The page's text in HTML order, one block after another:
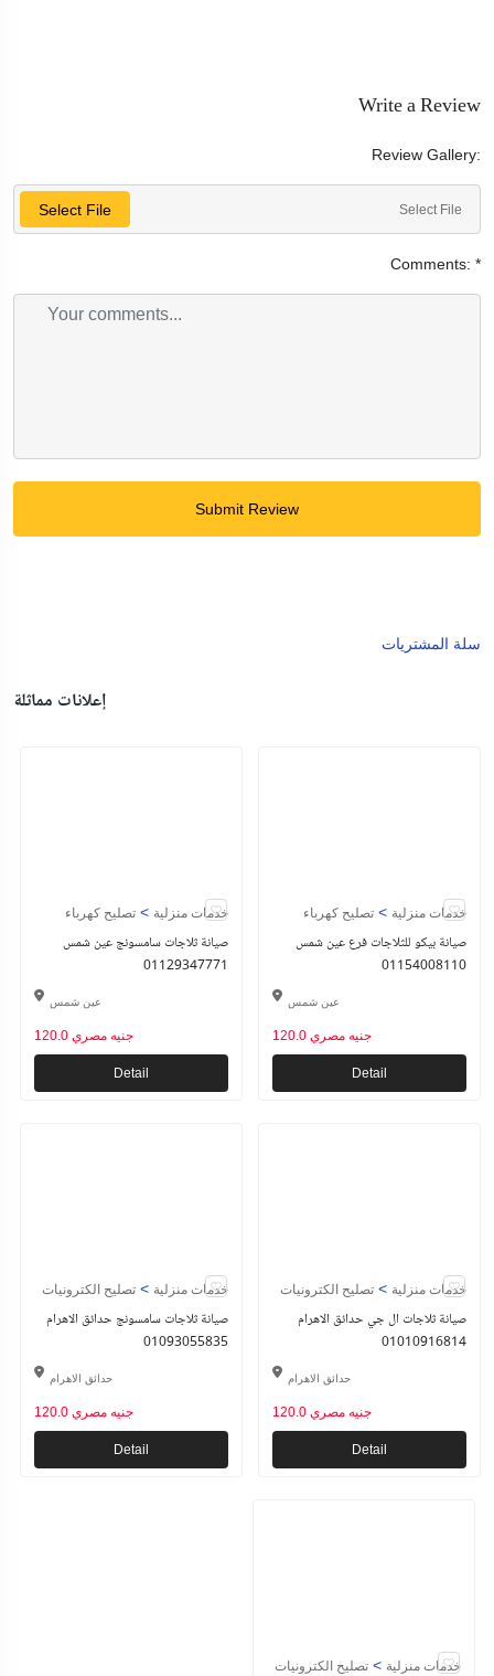
Write a Review
Review Gallery:
Select File Select File
Comments: *
Submit Review
سلة المشتريات
إعلانات مماثلة
خدمات منزلية > تصليح كهرباء
صيانة ثلاجات سامسونج عين شمس
01129347771
عين شمس
120.0 جنيه مصري
Detail
خدمات منزلية > تصليح كهرباء
صيانة بيكو للثلاجات فرع عين شمس
01154008110
عين شمس
120.0 جنيه مصري
Detail
خدمات منزلية > تصليح الكترونيات
صيانة ثلاجات سامسونج حدائق الاهرام
01093055835
حدائق الاهرام
120.0 جنيه مصري
Detail
خدمات منزلية > تصليح الكترونيات
صيانة ثلاجات ال جي حدائق الاهرام
01010916814
حدائق الاهرام
120.0 جنيه مصري
Detail
خدمات منزلية > تصليح الكترونيات